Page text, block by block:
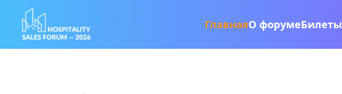
ГлавнаяО форумеБилеты